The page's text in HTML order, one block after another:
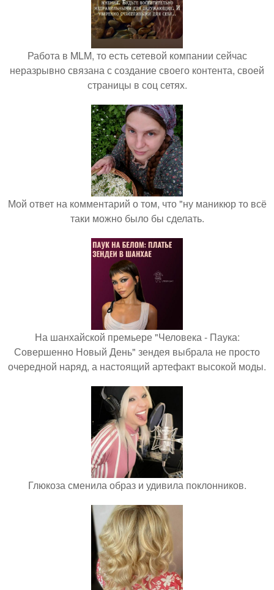
Работа в MLM, то есть сетевой компании сейчас
неразрывно связана с создание своего контента, своей
страницы в соц сетях.
Мой ответ на комментарий о том, что "ну маникюр то всё
таки можно было бы сделать.
На шанхайской премьере "Человека - Паука:
Совершенно Новый День" зендея выбрала не просто
очередной наряд, а настоящий артефакт высокой моды.
Глюкоза сменила образ и удивила поклонников.